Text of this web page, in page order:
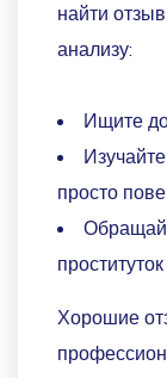
найти
анализу:
Ищите
просто
Хорошие